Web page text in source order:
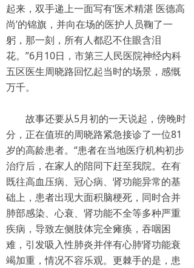
急诊科
康复医学科
麻醉科
泌尿肛肠科
神经外科
神经内科
肾病内科
疼痛科
内分泌科
中医内科
起来，双手递上一面写有‘医术精湛 医德高
尚’的锦旗，并向在场的医护人员鞠了一
躬，那一刻，所有人都忍不住眼含泪
花。”6月10日，市第三人民医院神经内科
五区医生周晓路回忆起当时的场景，感慨
万千。
故事还要从5月初的一天说起，傍晚时
分，正在值班的周晓路紧急接诊了一位81
岁的高龄患者。“患者在当地医疗机构初步
治疗后，在家人的陪同下赶至我院。在有
既往高血压病、冠心病、肾功能异常的基
础上，患者出现大面积脑梗死，同时合并
肺部感染、心衰、肾功能不全等多种严重
疾病，导致左侧肢体完全瘫痪，吞咽困
难，引发吸入性肺炎并伴有心肺肾功能衰
竭加重，情况不容乐观。更棘手的是，患